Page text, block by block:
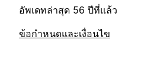
อัพเดทล่าสุด 56 ปีที่แล้ว
ข้อกำหนดและเงื่อนไข